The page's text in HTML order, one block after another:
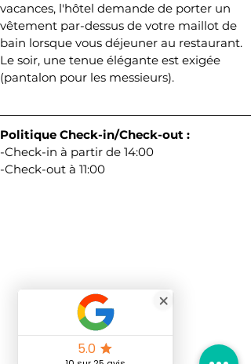
vacances, l'hôtel demande de porter un
vêtement par-dessus de votre maillot de
bain lorsque vous déjeuner au restaurant.
Le soir, une tenue élégante est exigée
(pantalon pour les messieurs).
Politique Check-in/Check-out :
-Check-in à partir de 14:00
-Check-out à 11:00